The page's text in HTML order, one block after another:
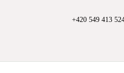
+420 549 413